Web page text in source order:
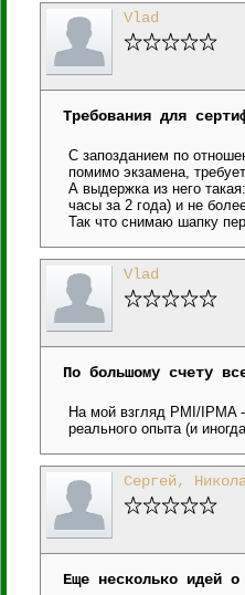
Vlad
Требования для
С запозданием по
помимо экзамена,
А выдержка из него
часы за 2 года) и не
Так что снимаю шапку
Vlad
По большому счету
На мой взгляд PMI/IPMA
реального опыта (и
Сергей,
Еще несколько идей о